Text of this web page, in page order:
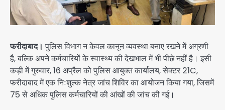
फरीदाबाद। पुलिस विभाग न केवल कानून व्यवस्था बनाए रखने में अग्रणी
है, बल्कि अपने कर्मचारियों के स्वास्थ्य की देखभाल में भी पीछे नहीं है। इसी
कड़ी में गुरुवार, 16 अप्रैल को पुलिस आयुक्त कार्यालय, सेक्टर 21C,
फरीदाबाद में एक निःशुल्क नेत्र जांच शिविर का आयोजन किया गया, जिसमें
75 से अधिक पुलिस कर्मचारियों की आंखों की जांच की गई।